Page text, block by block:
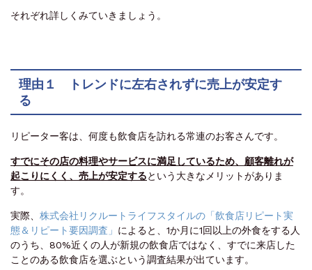
それぞれ詳しくみていきましょう。
理由１ トレンドに左右されずに売上が安定す
る
リピーター客は、何度も飲食店を訪れる常連のお客さんです。
すでにその店の料理やサービスに満足しているため、顧客離れが
起こりにくく、売上が安定するという大きなメリットがありま
す。
実際、 株式会社リクルートライフスタイルの「飲食店リピート実
態＆リピート要因調査」 によると、1か月に1回以上の外食をする人
のうち、80%近くの人が新規の飲食店ではなく、すでに来店した
ことのある飲食店を選ぶという調査結果が出ています。